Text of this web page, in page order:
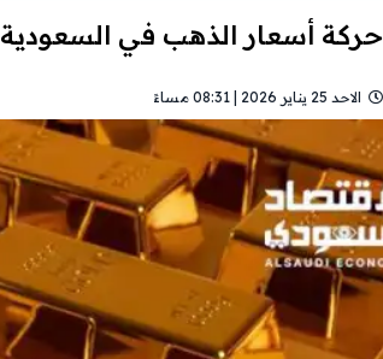
حركة أسعار الذهب في السعودية 2026 وتأثيرها على الادخار والاستثمار
الاحد 25 يناير 2026 | 08:31 مساءً